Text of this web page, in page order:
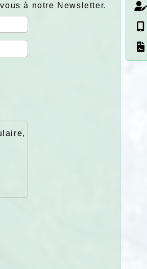
à notre Newsletter.